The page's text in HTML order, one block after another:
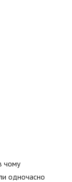
чому
одночасно